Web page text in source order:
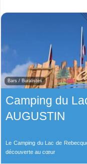
Bars / Buralistes
Camping du
AUGUSTIN
Le Camping du Lac de
découverte au cœur